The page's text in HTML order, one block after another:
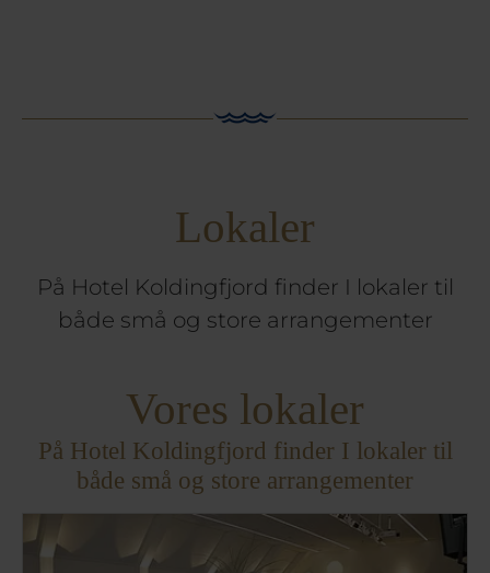
Lokaler
På Hotel Koldingfjord finder I lokaler til
både små og store arrangementer
Vores lokaler
På Hotel Koldingfjord finder I lokaler til
både små og store arrangementer